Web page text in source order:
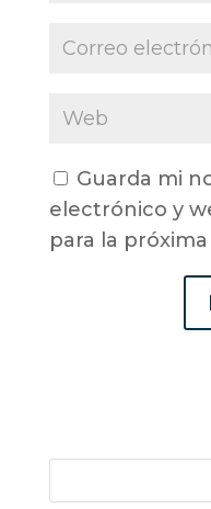
Guarda mi
electrónico y
para la